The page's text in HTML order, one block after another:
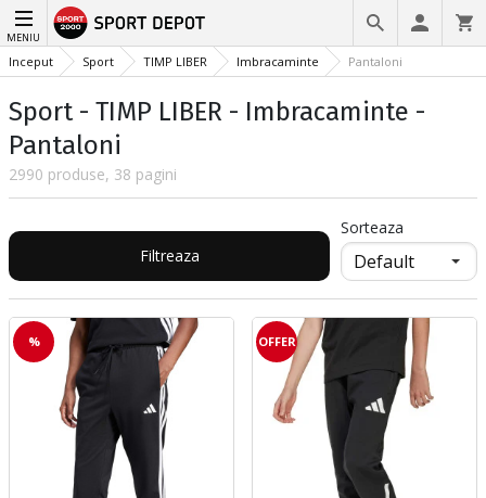
MENIU
Inceput Sport TIMP LIBER Imbracaminte Pantaloni
Sport - TIMP LIBER - Imbracaminte -
Pantaloni
2990 produse, 38 pagini
Filtreaza
Sorteaza
% OFFER